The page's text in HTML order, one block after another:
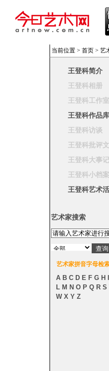
当前位置 > 首页 > 艺
王登科简介
王登科相册
王登科工作室
王登科作品库
王登科访谈
王登科批评
王登科大事记
王登科小档案
王登科艺术
艺术家搜索
艺术家拼音字母检
A B C D E F G H
L M N O P Q R S
W X Y Z